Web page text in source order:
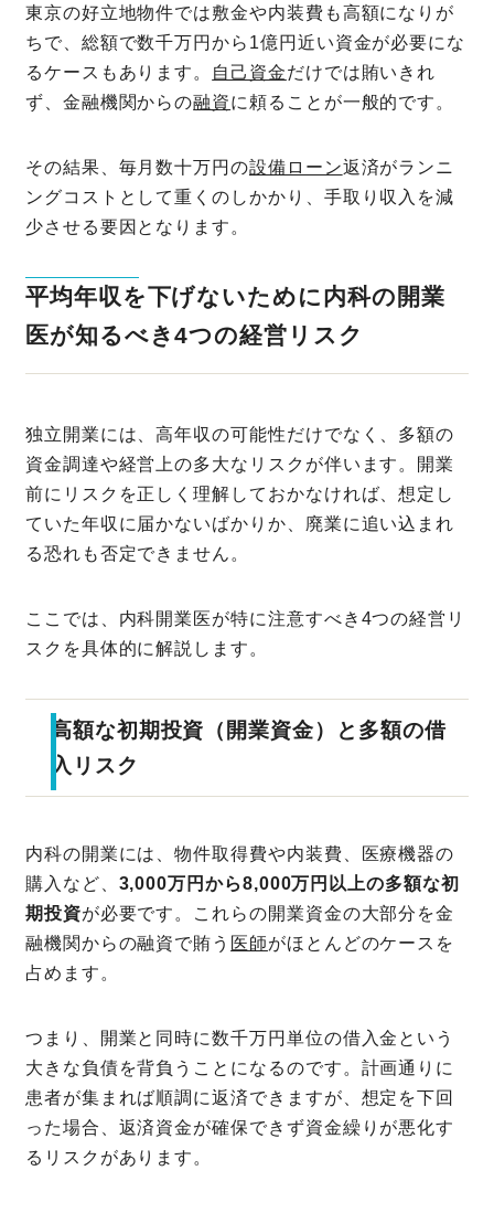
東京の好立地物件では敷金や内装費も高額になりが
ちで、総額で数千万円から1億円近い資金が必要にな
るケースもあります。
自己資金だけでは賄いきれ
ず、金融機関からの融資に頼ることが一般的です。
その結果、毎月数十万円の設備ローン返済がランニ
ングコストとして重くのしかかり、手取り収入を減
少させる要因となります。
平均年収を下げないために内科の開業
医が知るべき4つの経営リスク
独立開業には、高年収の可能性だけでなく、多額の
資金調達や経営上の多大なリスクが伴います。開業
前にリスクを正しく理解しておかなければ、想定し
ていた年収に届かないばかりか、廃業に追い込まれ
る恐れも否定できません。
ここでは、内科開業医が特に注意すべき4つの経営リ
スクを具体的に解説します。
高額な初期投資（開業資金）と多額の借
入リスク
内科の開業には、物件取得費や内装費、医療機器の
購入など、 3,000万円から8,000万円以上の多額な初
期投資が必要です。これらの開業資金の大部分を金
融機関からの融資で賄う 医師がほとんどのケースを
占めます。
つまり、開業と同時に数千万円単位の借入金という
大きな負債を背負うことになるのです。計画通りに
患者が集まれば順調に返済できますが、想定を下回
った場合、返済資金が確保できず資金繰りが悪化す
るリスクがあります。